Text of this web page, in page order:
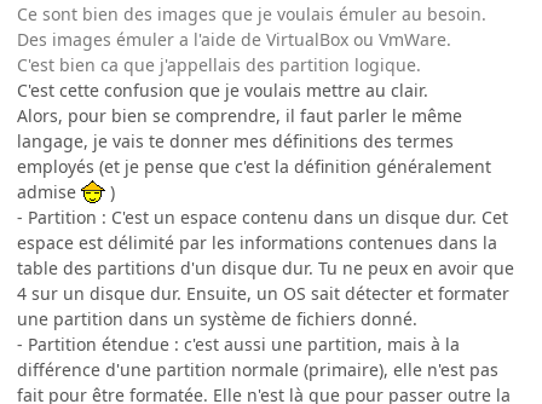
Ce sont bien des images que je voulais émuler au besoin.
Des images émuler a l'aide de VirtualBox ou VmWare.
C'est bien ca que j'appellais des partition logique.
C'est cette confusion que je voulais mettre au clair.
Alors, pour bien se comprendre, il faut parler le même
langage, je vais te donner mes définitions des termes
employés (et je pense que c'est la définition généralement
admise
)
- Partition : C'est un espace contenu dans un disque dur. Cet
espace est délimité par les informations contenues dans la
table des partitions d'un disque dur. Tu ne peux en avoir que
4 sur un disque dur. Ensuite, un OS sait détecter et formater
une partition dans un système de fichiers donné.
- Partition étendue : c'est aussi une partition, mais à la
différence d'une partition normale (primaire), elle n'est pas
fait pour être formatée. Elle n'est là que pour passer outre la